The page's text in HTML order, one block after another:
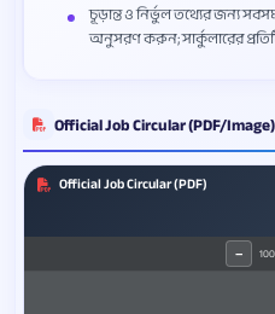
চূড়ান্ত ও নির্ভুল তথ্যের জন্য
অনুসরণ করুন; সার্কুলারের
Official Job Circular (PDF/Image)
Official Job Circular (PDF)
−